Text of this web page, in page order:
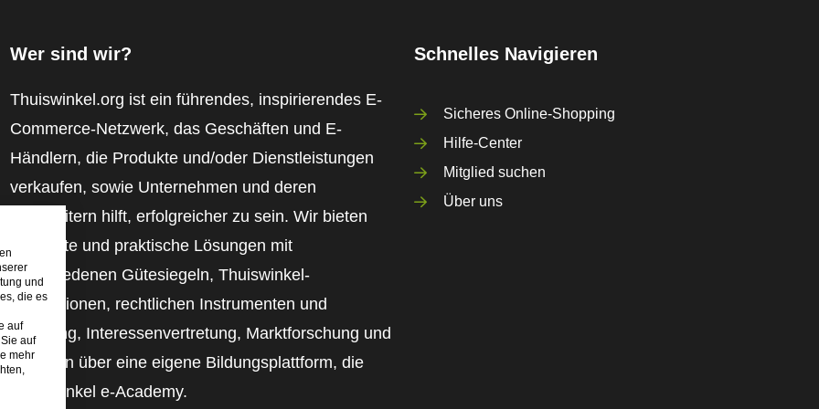
Wer sind wir?
Thuiswinkel.org ist ein führendes, inspirierendes E-
Commerce-Netzwerk, das Geschäften und E-
Händlern, die Produkte und/oder Dienstleistungen
verkaufen, sowie Unternehmen und deren
Mitarbeitern hilft, erfolgreicher zu sein. Wir bieten
relevante und praktische Lösungen mit
verschiedenen Gütesiegeln, Thuiswinkel-
Rezensionen, rechtlichen Instrumenten und
Beratung, Interessenvertretung, Marktforschung und
verfügen über eine eigene Bildungsplattform, die
Thuiswinkel e-Academy.
Schnelles Navigieren
Sicheres Online-Shopping
Hilfe-Center
Mitglied suchen
Über uns
und
die es
auf
auf
mehr